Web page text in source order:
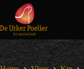
inhoud